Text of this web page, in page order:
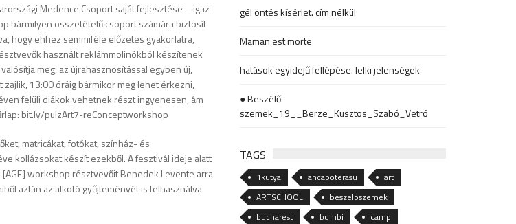
Medence Csoport saját fejlesztése – igaz
bármilyen összetételű csoport számára biztosít
hogy ehhez semmiféle előzetes gyakorlatra,
használt reklámmolinókból készítenek
meg, az újrahasznosítással egyben új,
13:00 óráig bármikor meg lehet érkezni,
felüli diákok vehetnek részt ingyenesen, ám
bit.ly/pulzArt7-reConceptworkshop
matricákat, fotókat, színház- és
kollázsokat készít ezekből. A fesztivál ideje alatt
workshop résztvevőit Benedek Levente arra
aztán az alkotó gyűjteményét is felhasználva
gél öntés kísérlet. cím nélkül
Maman est morte
hatások egyidejű fellépése. lelki jelenségek
● Beszélő
szemek_19__Berze_Kusztos_Szabó_Vetró
TAGS
1kutya ancapoterasu
art
ARTSCHOOL
beszeloszemek
bucharest
bumbi
camp